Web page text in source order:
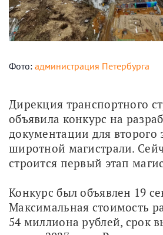
Фото: администрация Петербурга
Дирекция транспортного
объявила конкурс на
документации для
широтной магистрали.
строится первый этап
Конкурс был объявлен 19
Максимальная стоимость
54 миллиона рублей, срок